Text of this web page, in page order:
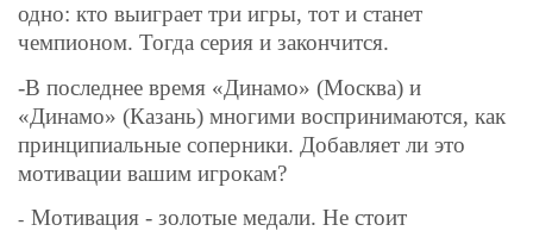
одно: кто выиграет три игры, тот и станет
чемпионом. Тогда серия и закончится.
-В последнее время «Динамо» (Москва) и
«Динамо» (Казань) многими воспринимаются, как
принципиальные соперники. Добавляет ли это
мотивации вашим игрокам?
- Мотивация - золотые медали. Не стоит